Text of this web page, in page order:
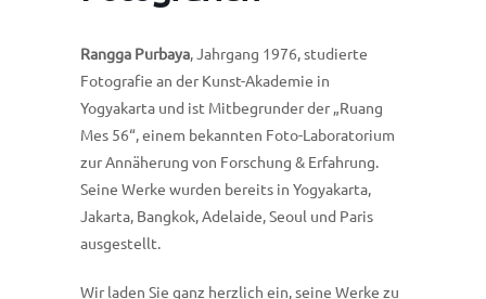
Rangga Purbaya, Jahrgang 1976, studierte
Fotografie an der Kunst-Akademie in
Yogyakarta und ist Mitbegrunder der „Ruang
Mes 56“, einem bekannten Foto-Laboratorium
zur Annäherung von Forschung & Erfahrung.
Seine Werke wurden bereits in Yogyakarta,
Jakarta, Bangkok, Adelaide, Seoul und Paris
ausgestellt.
Wir laden Sie ganz herzlich ein, seine Werke zu